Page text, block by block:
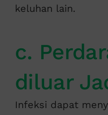
keluhan lain.
c.
diluar
Infeksi dapat